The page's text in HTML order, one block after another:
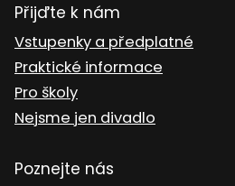
Přijďte k nám
Vstupenky a předplatné
Praktické informace
Pro školy
Nejsme jen divadlo
Poznejte nás